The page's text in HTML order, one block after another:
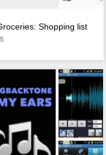
Shopping list